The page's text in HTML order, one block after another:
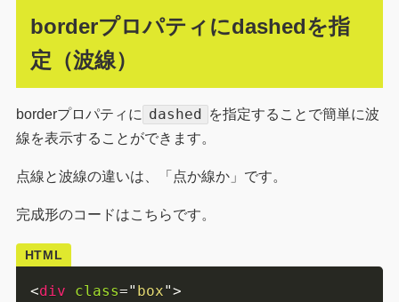
borderプロパティにdashedを指
定（波線）
borderプロパティに dashed を指定することで簡単に波
線を表示することができます。
点線と波線の違いは、「点か線か」です。
完成形のコードはこちらです。
HTML
<div class=" box">